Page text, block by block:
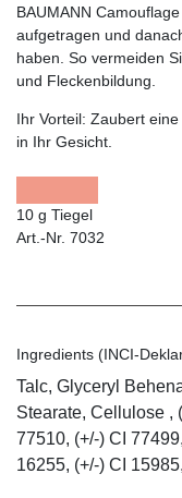
BAUMANN
aufgetragen und
haben. So vermeiden
und Fleckenbildung.
Ihr Vorteil: Zaubert
in Ihr Gesicht.
10 g Tiegel
Art.-Nr. 7032
Ingredients (INCI-
Talc, Glyceryl
Stearate, Cellulose ,
77510, (+/-) CI
16255, (+/-) CI